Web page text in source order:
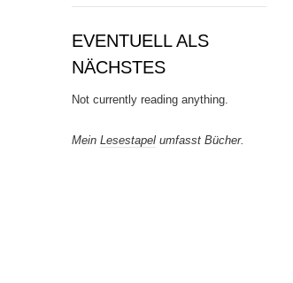
EVENTUELL ALS
NÄCHSTES
Not currently reading anything.
Mein Lesestapel umfasst Bücher.